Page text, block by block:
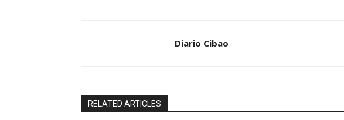
Diario Cibao
RELATED ARTICLES